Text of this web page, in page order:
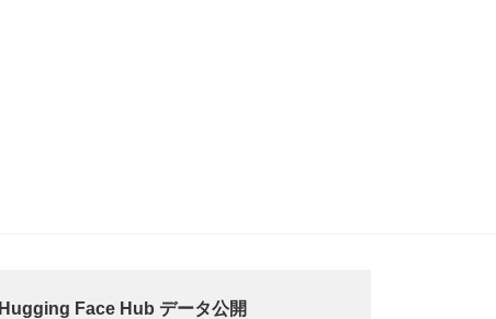
Hugging Face Hub データ公開